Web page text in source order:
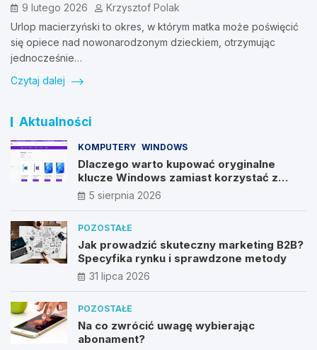
9 lutego 2026
Krzysztof Polak
Urlop macierzyński to okres, w którym matka może poświęcić
się opiece nad nowonarodzonym dzieckiem, otrzymując
jednocześnie…
Czytaj dalej
Aktualności
KOMPUTERY WINDOWS
Dlaczego warto kupować oryginalne
klucze Windows zamiast korzystać z
nieautoryzowanych źródeł?
5 sierpnia 2026
POZOSTAŁE
Jak prowadzić skuteczny marketing B2B?
Specyfika rynku i sprawdzone metody
31 lipca 2026
POZOSTAŁE
Na co zwrócić uwagę wybierając
abonament?